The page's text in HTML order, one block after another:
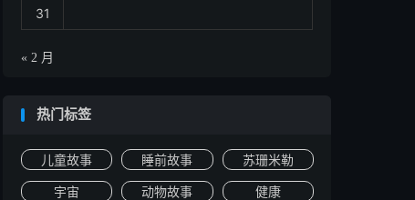
31
« 2 月
热门标签
儿童故事 睡前故事 苏珊米勒
宇宙 动物故事 健康